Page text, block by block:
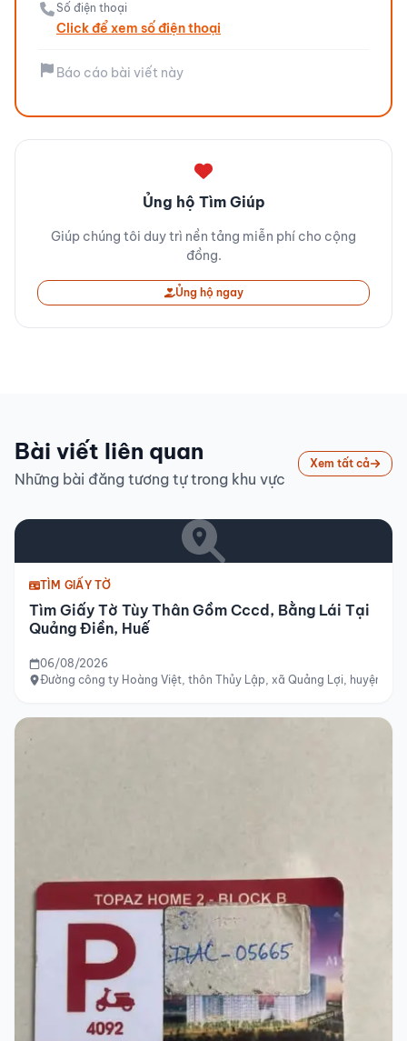
Số điện thoại
Click để xem số điện thoại
Báo cáo bài viết này
Ủng hộ Tìm Giúp
Giúp chúng tôi duy trì nền tảng miễn phí cho cộng
đồng.
Ủng hộ ngay
Bài viết liên quan
Những bài đăng tương tự trong khu vực
Xem tất cả
TÌM GIẤY TỜ
Tìm Giấy Tờ Tùy Thân Gồm Cccd, Bằng Lái Tại
Quảng Điền, Huế
06/08/2026
Đường công ty Hoàng Việt, thôn Thủy Lập, xã Quảng Lợi, huyện